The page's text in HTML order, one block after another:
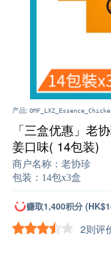
产品:
「三盒优惠」老
姜口味( 14包装)
商户名称： 老协珍
包装： 14包x3盒
赚取1,400积分
2则评